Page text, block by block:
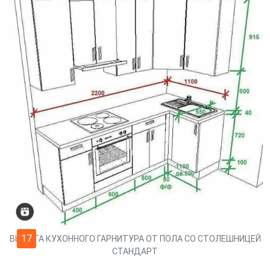
17
ВЫСОТА КУХОННОГО ГАРНИТУРА ОТ ПОЛА СО СТОЛЕШНИЦЕЙ
СТАНДАРТ